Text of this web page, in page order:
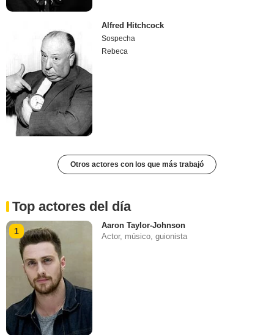
Alfred Hitchcock
Sospecha
Rebeca
Otros actores con los que más trabajó
Top actores del día
1
Aaron Taylor-Johnson
Actor, músico, guionista